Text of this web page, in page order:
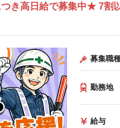
き高日給で募集中★ 7割
募集職
勤務地
給与